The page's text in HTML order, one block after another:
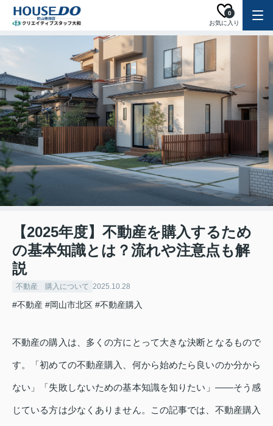
お気に入り
0
【2025年度】不動産を購入するため
の基本知識とは？流れや注意点も解
説
不動産 購入について 2025.10.28
#不動産 #岡山市北区 #不動産購入
不動産の購入は、多くの方にとって大きな決断となるもので
す。「初めての不動産購入、何から始めたら良いのか分から
ない」「失敗しないための基本知識を知りたい」――そう感
じている方は少なくありません。この記事では、不動産購入